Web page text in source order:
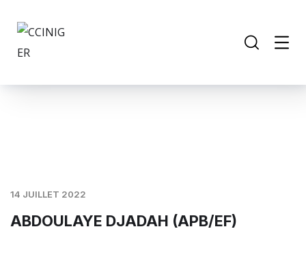
14 JUILLET 2022
ABDOULAYE DJADAH (APB/EF)